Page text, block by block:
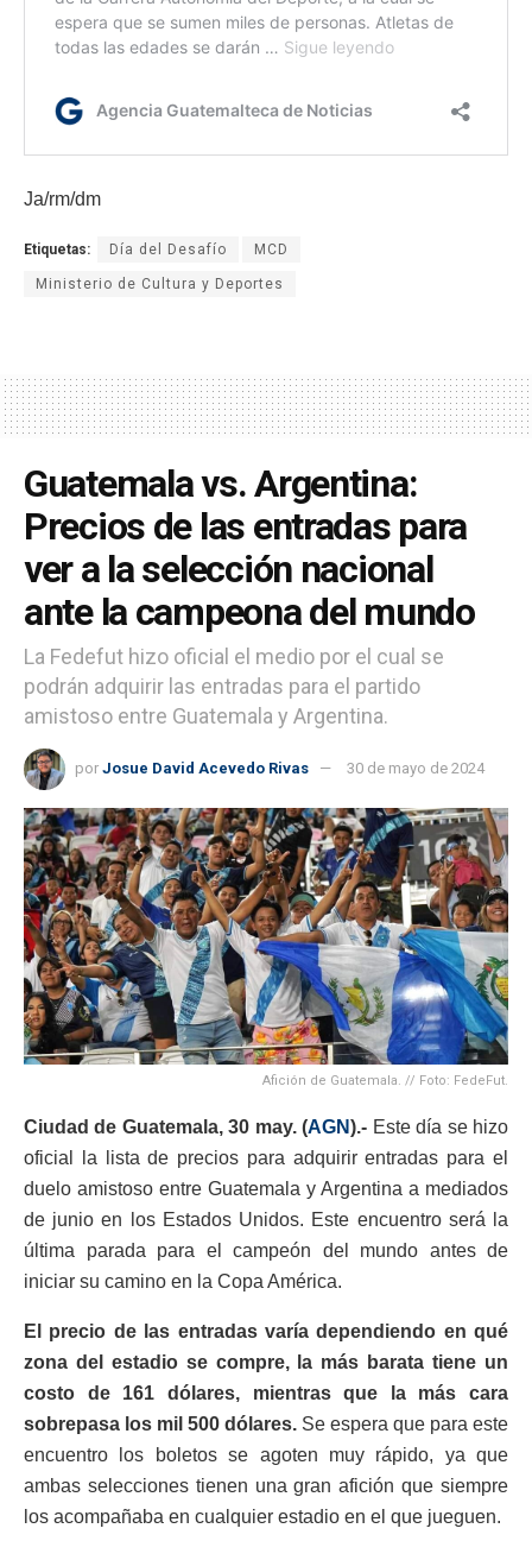
Ja/rm/dm
Etiquetas: Día del Desafío MCD
Ministerio de Cultura y Deportes
Guatemala vs. Argentina:
Precios de las entradas para
ver a la selección nacional
ante la campeona del mundo
La Fedefut hizo oficial el medio por el cual se
podrán adquirir las entradas para el partido
amistoso entre Guatemala y Argentina.
por Josue David Acevedo Rivas 30 de mayo de 2024
Afición de Guatemala. // Foto: FedeFut.
Ciudad de Guatemala, 30 may. (AGN).- Este día se hizo
oficial la lista de precios para adquirir entradas para el
duelo amistoso entre Guatemala y Argentina a mediados
de junio en los Estados Unidos. Este encuentro será la
última parada para el campeón del mundo antes de
iniciar su camino en la Copa América.
El precio de las entradas varía dependiendo en qué
zona del estadio se compre, la más barata tiene un
costo de 161 dólares, mientras que la más cara
sobrepasa los mil 500 dólares. Se espera que para este
encuentro los boletos se agoten muy rápido, ya que
ambas selecciones tienen una gran afición que siempre
los acompañaba en cualquier estadio en el que jueguen.